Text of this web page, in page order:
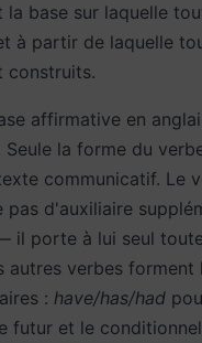
base sur laquelle
à partir de laquelle
construits.
affirmative en
la forme du
communicatif. Le
pas d'auxiliaire
il porte à lui seul
autres verbes forment
: have/has/had
futur et le